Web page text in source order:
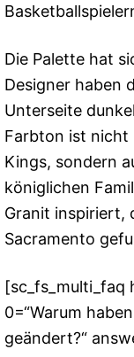
Die Palette hat
Designer haben
Unterseite
Farbton ist nicht
Kings, sondern
königlichen
Granit inspiriert,
Sacramento
[sc_fs_multi_faq
0=“Warum
geändert?“